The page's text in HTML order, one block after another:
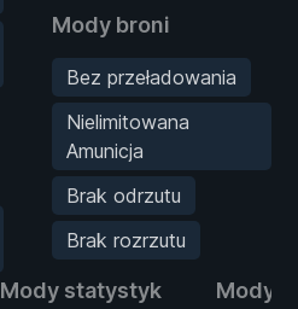
Mody broni
Bez przeładowania
Nielimitowana
Amunicja
Brak odrzutu
Brak rozrzutu
Mody statystyk Mody